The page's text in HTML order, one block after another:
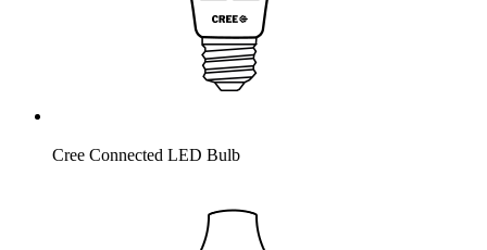
Cree Connected LED Bulb